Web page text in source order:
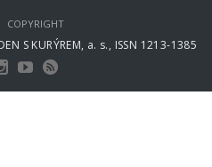
S KURÝREM, a. s., ISSN 1213-1385
COPYRIGHT